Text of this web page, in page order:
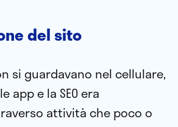
del sito
si guardavano nel cellulare,
app e la SEO era
attività che poco o